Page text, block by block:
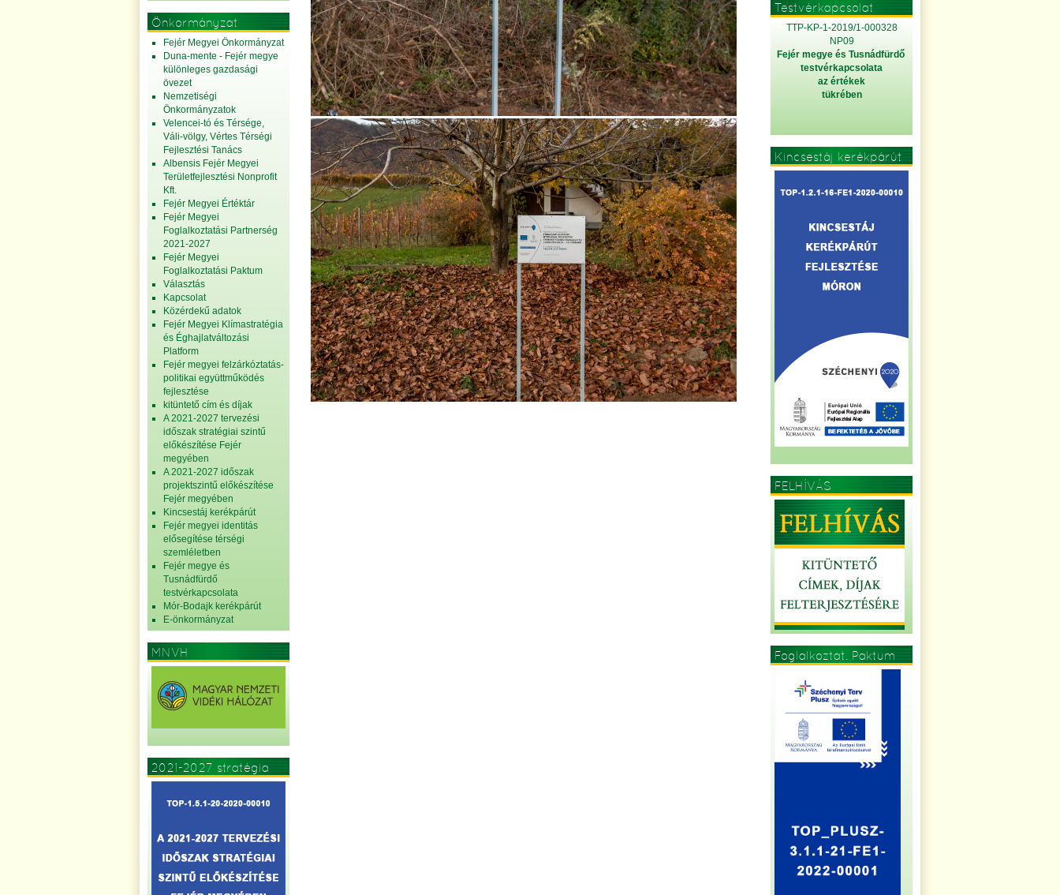
Önkormányzat
Fejér Megyei Önkormányzat
Duna-mente - Fejér megye
különleges gazdasági
övezet
Nemzetiségi
Önkormányzatok
Velencei-tó és Térsége,
Váli-völgy, Vértes Térségi
Fejlesztési Tanács
Albensis Fejér Megyei
Területfejlesztési Nonprofit
Kft.
Fejér Megyei Értéktár
Fejér Megyei
Foglalkoztatási Partnerség
2021-2027
Fejér Megyei
Foglalkoztatási Paktum
Választás
Kapcsolat
Közérdekű adatok
Fejér Megyei Klímastratégia
és Éghajlatváltozási
Platform
Fejér megyei felzárkóztatás-
politikai együttműködés
fejlesztése
kitüntető cím és díjak
A 2021-2027 tervezési
időszak stratégiai szintű
előkészítése Fejér
megyében
A 2021-2027 időszak
projektszintű előkészítése
Fejér megyében
Kincsestáj kerékpárút
Fejér megyei identitás
elősegítése térségi
szemléletben
Fejér megye és
Tusnádfürdő
testvérkapcsolata
Mór-Bodajk kerékpárút
E-önkormányzat
MNVH
2021-2027 stratégia
Testvérkapcsolat
TTP-KP-1-2019/1-000328
NP09
Fejér megye és Tusnádfürdő
testvérkapcsolata
az értékek
tükrében
Kincsestáj kerékpárút
FELHÍVÁS
Foglalkoztat. Paktum